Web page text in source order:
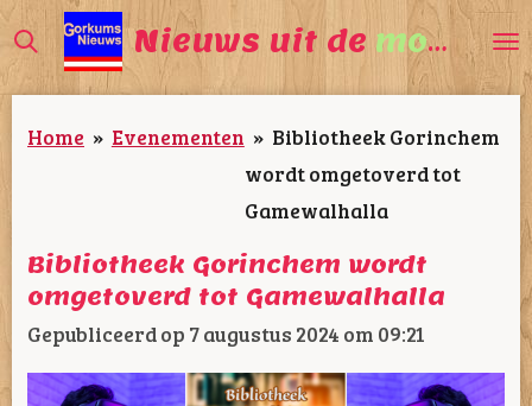
Ga
direct
naar
de
Nieuws uit de mooiste
Home » Evenementen » Bibliotheek Gorinchem
wordt omgetoverd tot
Gamewalhalla
Bibliotheek Gorinchem wordt
omgetoverd tot Gamewalhalla
Gepubliceerd op 7 augustus 2024 om 09:21